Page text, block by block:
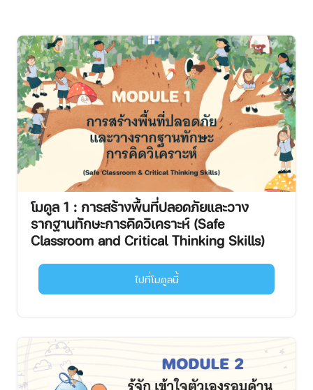
โมดูล 1 : การสร้างพื้นที่ปลอดภัยและวาง
รากฐานทักษะการคิดวิเคราะห์ (Safe
Classroom and Critical Thinking Skills)
ไปที่โมดูลนี้